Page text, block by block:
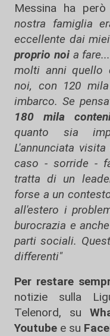
Messina ha
nostra famiglia
eccellente dai
proprio noia
molti anni quello
noi, con 120
imbarco. Se
180 mila
quanto sia
L'annunciata
caso - sorride -
tratta di un
forse a un
all'estero i
burocrazia e
parti sociali.
differenti"
Per restare
notizie sulla
Telenord, su
Youtube e su